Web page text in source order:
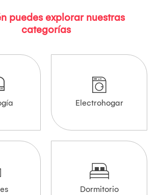
puedes explorar nuestras
categorías
Electrohogar
Dormitorio